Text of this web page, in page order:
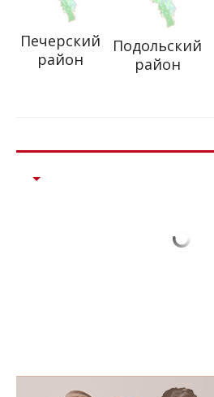
Печерский
район
Подольский
район